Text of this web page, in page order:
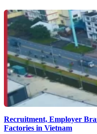
Recruitment, Employer
Factories in Vietnam